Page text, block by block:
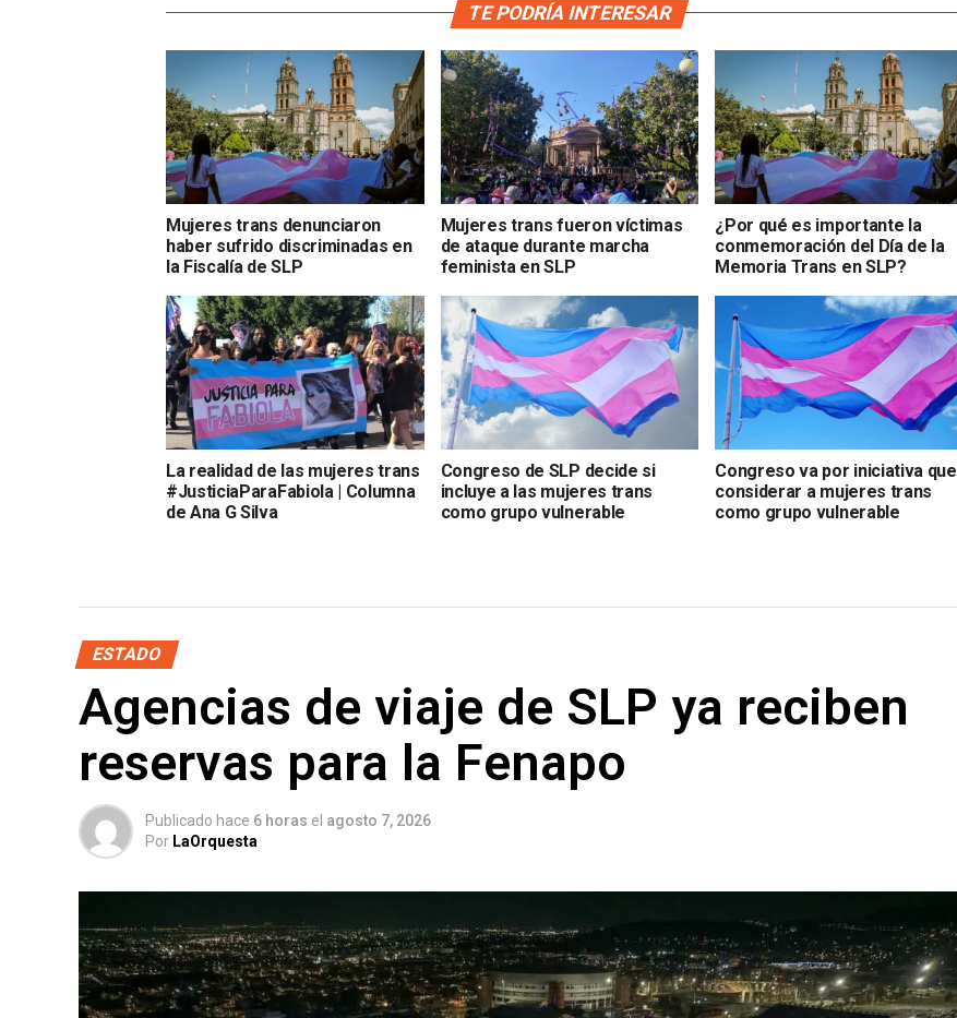
TE PODRÍA INTERESAR
Mujeres trans denunciaron
haber sufrido discriminadas en
la Fiscalía de SLP
Mujeres trans fueron víctimas
de ataque durante marcha
feminista en SLP
¿Por qué es importante la
conmemoración del Día de la
Memoria Trans en SLP?
La realidad de las mujeres trans
#JusticiaParaFabiola | Columna
de Ana G Silva
Congreso de SLP decide si
incluye a las mujeres trans
como grupo vulnerable
Congreso va por iniciativa que
considerar a mujeres trans
como grupo vulnerable
ESTADO
Agencias de viaje de SLP ya reciben
reservas para la Fenapo
Publicado hace 6 horas el agosto 7, 2026
Por LaOrquesta